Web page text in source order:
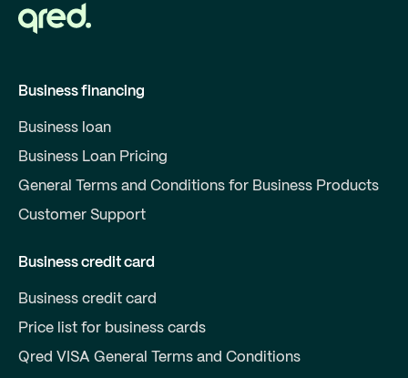
Business financing
Business loan
Business Loan Pricing
General Terms and Conditions for Business Products
Customer Support
Business credit card
Business credit card
Price list for business cards
Qred VISA General Terms and Conditions